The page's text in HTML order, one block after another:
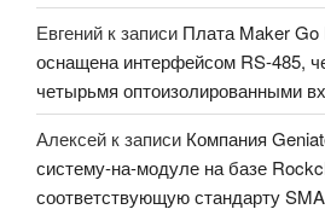
Евгений к записи Плата Maker
оснащена интерфейсом RS-485,
четырьмя оптоизолированными
Алексей к записи Компания
систему-на-модуле на базе
соответствующую стандарту